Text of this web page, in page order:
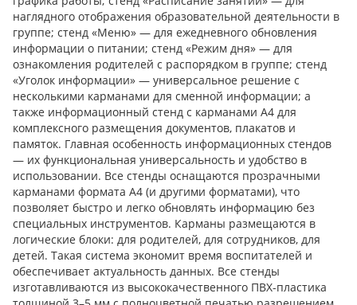
наглядного отображения образовательной деятельности в
группе; стенд «Меню» — для ежедневного обновления
информации о питании; стенд «Режим дня» — для
ознакомления родителей с распорядком в группе; стенд
«Уголок информации» — универсальное решение с
несколькими карманами для сменной информации; а
также информационный стенд с карманами А4 для
комплексного размещения документов, плакатов и
памяток. Главная особенность информационных стендов
— их функциональная универсальность и удобство в
использовании. Все стенды оснащаются прозрачными
карманами формата А4 (и другими форматами), что
позволяет быстро и легко обновлять информацию без
специальных инструментов. Карманы размещаются в
логические блоки: для родителей, для сотрудников, для
детей. Такая система экономит время воспитателей и
обеспечивает актуальность данных. Все стенды
изготавливаются из высококачественного ПВХ-пластика